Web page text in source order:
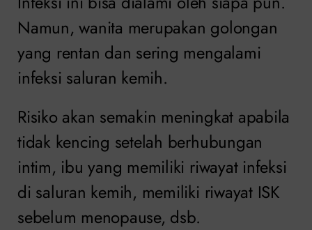
Namun, wanita merupakan golongan
yang rentan dan sering mengalami
infeksi saluran kemih.
Risiko akan semakin meningkat apabila
tidak kencing setelah berhubungan
intim, ibu yang memiliki riwayat infeksi
di saluran kemih, memiliki riwayat ISK
sebelum menopause, dsb.